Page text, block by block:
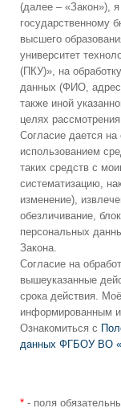
(далее – «Закон»),
государственному
высшего
университет
(ПКУ)», на
данных (ФИО,
также иной
целях
Согласие дается
использованием
таких средств с
систематизацию,
изменение),
обезличивание,
персональных
Закона.
Согласие на
вышеуказанные
срока действия.
информированным
Ознакомиться с
данных ФГБОУ ВО
* - поля